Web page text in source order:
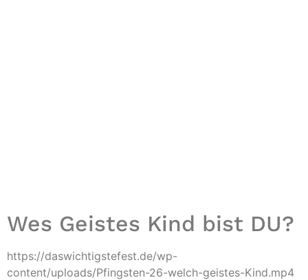
Wes Geistes Kind bist DU?
https://daswichtigstefest.de/wp-
content/uploads/Pfingsten-26-welch-geistes-Kind.mp4